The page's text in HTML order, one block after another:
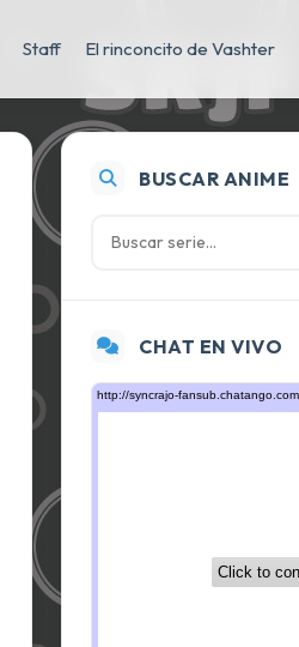
Staff El rinconcito de Vashter
BUSCAR ANIME
CHAT EN VIVO